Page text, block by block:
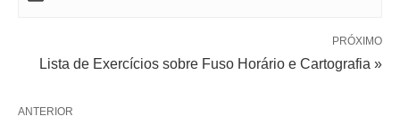
PRÓXIMO
Lista de Exercícios sobre Fuso Horário e Cartografia »
ANTERIOR